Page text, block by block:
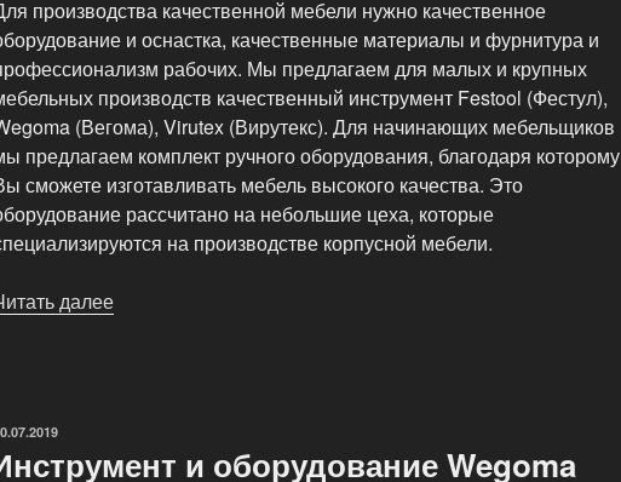
производства качественной мебели нужно качественное
и оснастка, качественные материалы и фурнитура и
рабочих. Мы предлагаем для малых и крупных
производств качественный инструмент Festool (Фестул),
(Вегома), Virutex (Вирутекс). Для начинающих мебельщиков
предлагаем комплект ручного оборудования, благодаря которому
сможете изготавливать мебель высокого качества. Это
рассчитано на небольшие цеха, которые
на производстве корпусной мебели.
далее
и оборудование Wegoma